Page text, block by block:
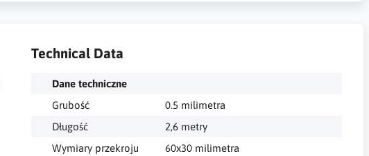
Technical Data
Dane techniczne
Grubość
0.5 milimetra
Długość
2,6 metry
Wymiary przekroju
60x30 milimetra